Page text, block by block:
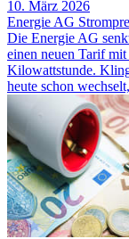
10. März 2026
Energie AG
Die Energie AG
einen neuen Tarif
Kilowattstunde.
heute schon